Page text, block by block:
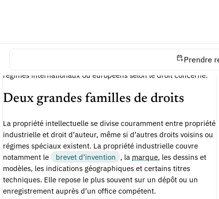
Prendre
utilisés dans le commerce. En France, ces matières sont
structurées par le Code de la propriété intellectuelle et par des
régimes internationaux ou européens selon le droit concerné.
Deux grandes familles de droits
La propriété intellectuelle se divise couramment entre propriété
industrielle et droit d’auteur, même si d’autres droits voisins ou
régimes spéciaux existent. La propriété industrielle couvre
notamment le
brevet d’invention , la marque, les dessins et
modèles, les indications géographiques et certains titres
techniques. Elle repose le plus souvent sur un dépôt ou un
enregistrement auprès d’un office compétent.